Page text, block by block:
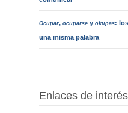
Ocupar, ocuparsey okupas:
una misma palabra
Enlaces de interés